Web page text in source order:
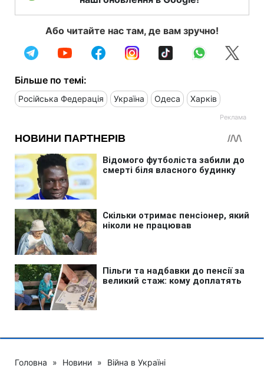
Або читайте нас там, де вам зручно!
Більше по темі:
Російська Федерація Україна Одеса Харків
Головна » Новини » Війна в Україні